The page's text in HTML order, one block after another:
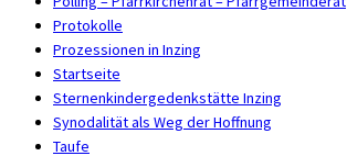
Protokolle
Prozessionen in Inzing
Startseite
Sternenkindergedenkstätte Inzing
Synodalität als Weg der Hoffnung
Taufe